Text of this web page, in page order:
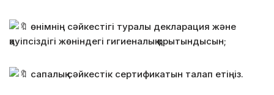
өнімнің сәйкестігі туралы декларация және
қауіпсіздігі жөніндегі гигиеналық қорытындысын;
сапалық сәйкестік сертификатын талап етіңіз.